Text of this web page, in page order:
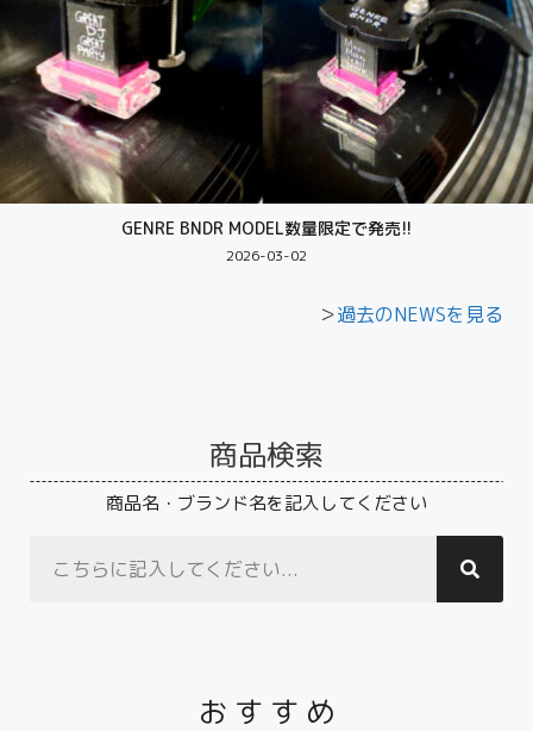
GENRE BNDR MODEL数量限定で発売!!
2026-03-02
＞過去のNEWSを見る
商品検索
商品名・ブランド名を記入してください
お す す め